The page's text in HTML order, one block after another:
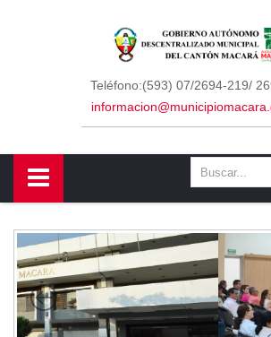
Teléfono:(593) 07/2694-219/
Sidebar Menu
Concejo
Departamentos
Contáctenos
Macará
Cantón
Himno a Macará